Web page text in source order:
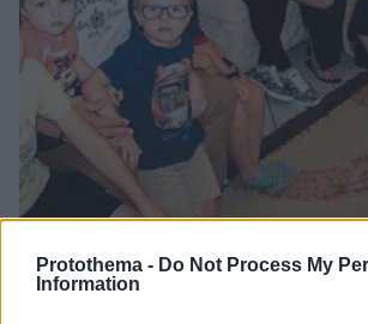
Protothema - Do Not Process My
Information
Είδος υπό εξαφάνιση οι
Ελλάδα που γερνάει: Τα... δύο